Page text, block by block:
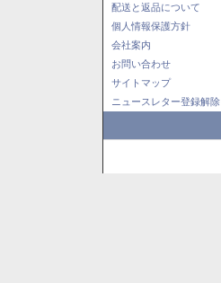
配送と返品について
個人情報保護方針
会社案内
お問い合わせ
サイトマップ
ニュースレター登録解除